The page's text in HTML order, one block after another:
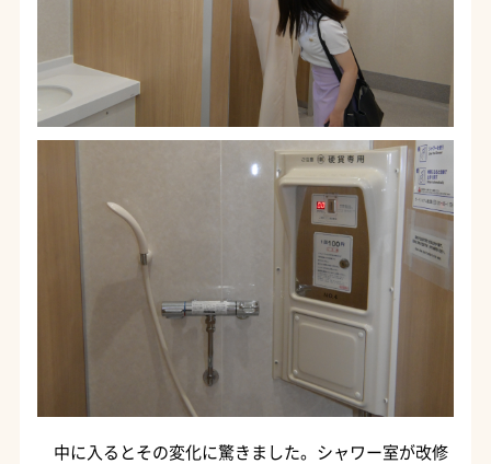
中に入るとその変化に驚きました。シャワー室が改修